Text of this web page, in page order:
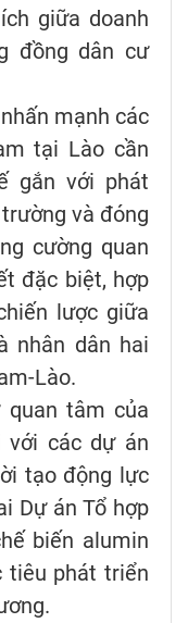
giữa doanh
đồng dân cư
mạnh các
tại Lào cần
gắn với phát
và đóng
cường quan
đặc biệt, hợp
lược giữa
nhân dân hai
Lào.
tâm của
với các dự án
tạo động lực
Dự án Tổ hợp
biến alumin
tiêu phát triển